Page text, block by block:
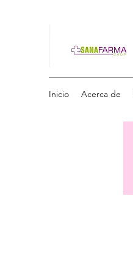
Inicio Acerca de